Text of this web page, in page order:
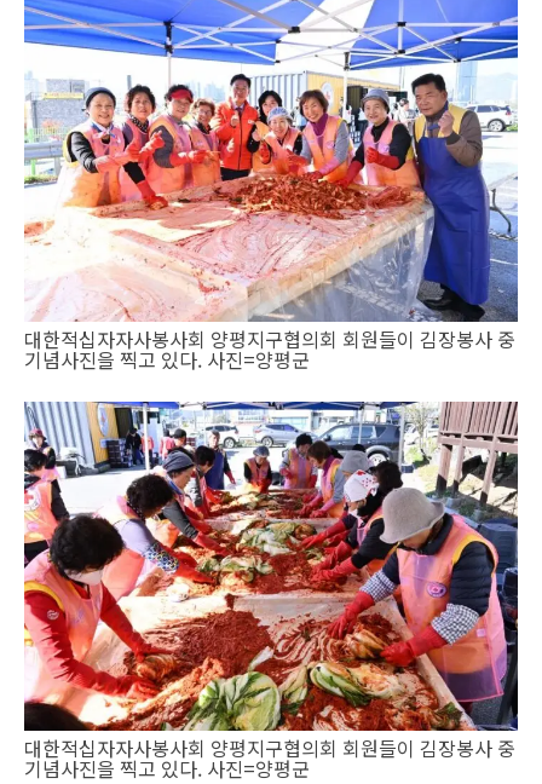
대한적십자자사봉사회 양평지구협의회 회원들이 김장봉사 중
기념사진을 찍고 있다. 사진=양평군
대한적십자자사봉사회 양평지구협의회 회원들이 김장봉사 중
기념사진을 찍고 있다. 사진=양평군